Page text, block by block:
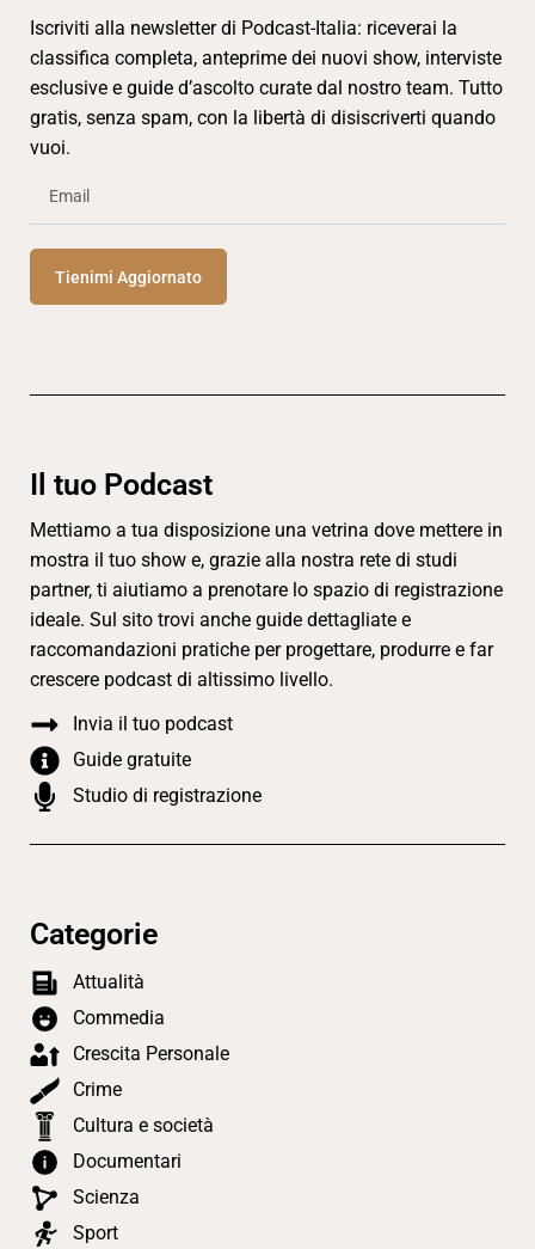
Iscriviti alla newsletter di Podcast-Italia: riceverai la
classifica completa, anteprime dei nuovi show, interviste
esclusive e guide d’ascolto curate dal nostro team. Tutto
gratis, senza spam, con la libertà di disiscriverti quando
vuoi.
Tienimi Aggiornato
Il tuo Podcast
Mettiamo a tua disposizione una vetrina dove mettere in
mostra il tuo show e, grazie alla nostra rete di studi
partner, ti aiutiamo a prenotare lo spazio di registrazione
ideale. Sul sito trovi anche guide dettagliate e
raccomandazioni pratiche per progettare, produrre e far
crescere podcast di altissimo livello.
Invia il tuo podcast
Guide gratuite
Studio di registrazione
Categorie
Attualità
Commedia
Crescita Personale
Crime
Cultura e società
Documentari
Scienza
Sport